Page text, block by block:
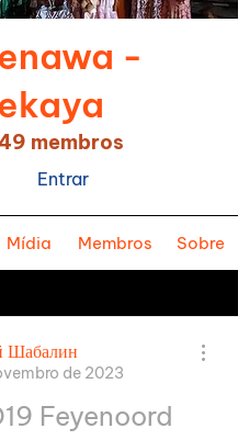
-
membros
Entrar
Mídia Membros Sobre
Шабалин
de 2023
Feyenoord